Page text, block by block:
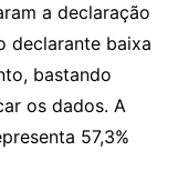
a declaração
declarante baixa
bastando
os dados. A
57,3%